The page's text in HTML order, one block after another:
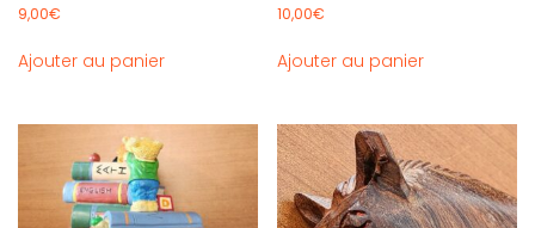
9,00€
Ajouter au panier
10,00€
Ajouter au panier